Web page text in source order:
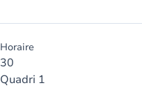
Horaire
30
Quadri 1